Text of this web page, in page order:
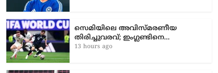
സെമിയിലെ അവിസ്മരണീയ
തിരിച്ചുവരവ്; ഇംഗ്ലണ്ടിനെ…
13 hours ago